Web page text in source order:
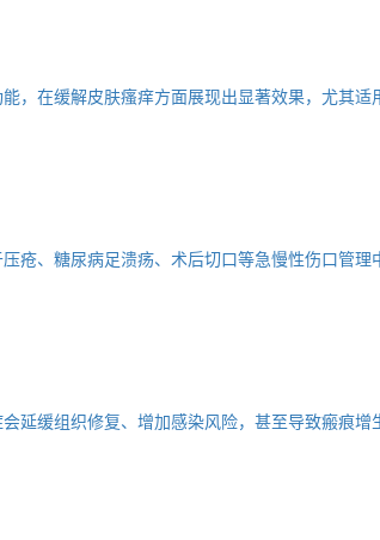
在缓解皮肤瘙痒方面展现出显著效果，尤其
、糖尿病足溃疡、术后切口等急慢性伤口管
缓组织修复、增加感染风险，甚至导致瘢痕